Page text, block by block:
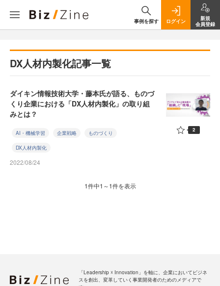
事例を探す ログイン
新規
会員登録
DX人材内製化記事一覧
ダイキン情報技術大学・藤本氏が語る、ものづ
くり企業における「DX人材内製化」の取り組
みとは？
AI・機械学習 企業戦略 ものづくり
DX人材内製化
2022/08/24
2
1件中1～1件を表示
「Leadership ☓ Innovation」を軸に、企業においてビジネ
スを創出、変革していく事業開発者のためのメディアで